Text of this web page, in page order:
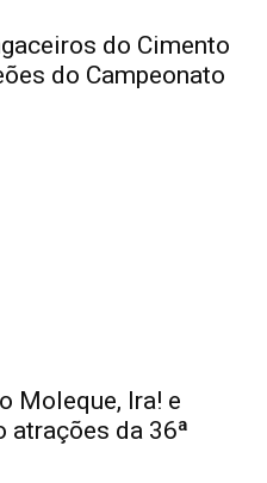
do Cimento
do Campeonato
Moleque, Ira! e
atrações da 36ª